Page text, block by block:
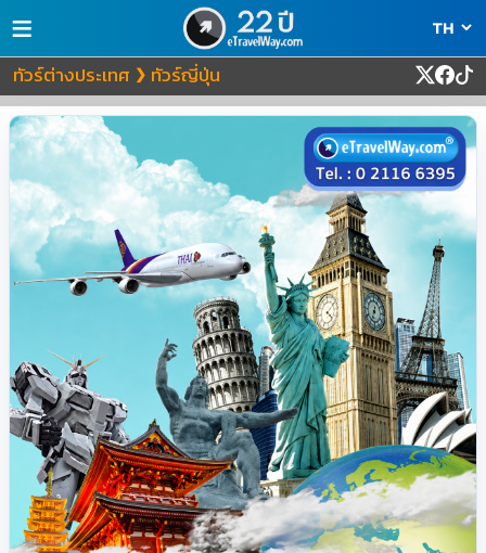
≡
ทัวร์ต่างประเทศ ❯ ทัวร์ญี่ปุ่น